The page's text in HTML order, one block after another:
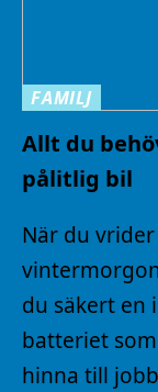
FAMILJ
Allt du
pålitlig bil
När du
du säkert en
batteriet
hinna till